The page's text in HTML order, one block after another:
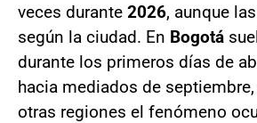
veces durante 2026, aunque
según la ciudad. En Bogotá
durante los primeros días de
hacia mediados de
otras regiones el fenómeno